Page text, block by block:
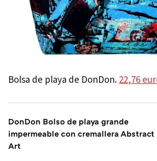
Bolsa de playa de DonDon. 22,76
DonDon Bolso de playa grande
impermeable con cremallera Abstract
Art